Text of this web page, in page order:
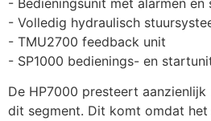
- Volledig hydraulisch
- TMU2700 feedback unit
- SP1000 bedienings- en
De HP7000 presteert
dit segment. Dit komt omdat